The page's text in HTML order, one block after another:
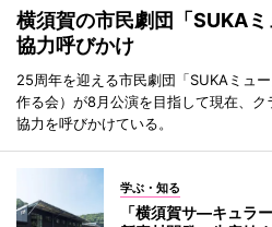
横須賀の市民劇団「SUKA
協力呼びかけ
25周年を迎える市民劇団「SUKAミュ
作る会）が8月公演を目指して現在、
協力を呼びかけている。
学ぶ・知る
「横須賀サ―キュラ